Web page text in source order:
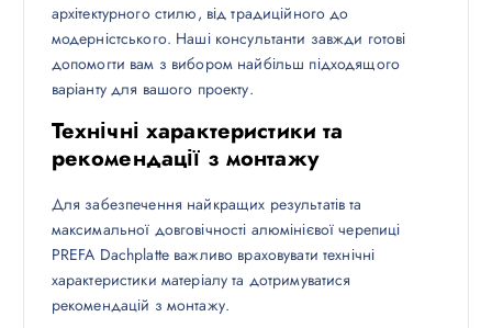
архітектурного стилю, від традиційного до
модерністського. Наші консультанти завжди готові
допомогти вам з вибором найбільш підходящого
варіанту для вашого проекту.
Технічні характеристики та
рекомендації з монтажу
Для забезпечення найкращих результатів та
максимальної довговічності алюмінієвої черепиці
PREFA Dachplatte важливо враховувати технічні
характеристики матеріалу та дотримуватися
рекомендацій з монтажу.